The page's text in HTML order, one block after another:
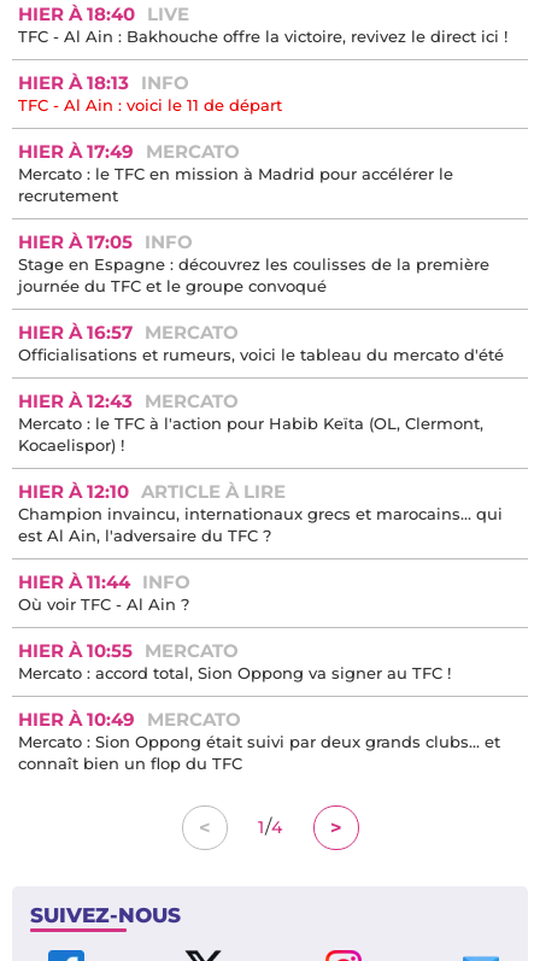
HIER À 18:40 LIVE
TFC - Al Ain : Bakhouche offre la victoire, revivez le direct ici !
HIER À 18:13 INFO
TFC - Al Ain : voici le 11 de départ
HIER À 17:49 MERCATO
Mercato : le TFC en mission à Madrid pour accélérer le
recrutement
HIER À 17:05 INFO
Stage en Espagne : découvrez les coulisses de la première
journée du TFC et le groupe convoqué
HIER À 16:57 MERCATO
Officialisations et rumeurs, voici le tableau du mercato d'été
HIER À 12:43 MERCATO
Mercato : le TFC à l'action pour Habib Keïta (OL, Clermont,
Kocaelispor) !
HIER À 12:10 ARTICLE À LIRE
Champion invaincu, internationaux grecs et marocains… qui
est Al Ain, l'adversaire du TFC ?
HIER À 11:44 INFO
Où voir TFC - Al Ain ?
HIER À 10:55 MERCATO
Mercato : accord total, Sion Oppong va signer au TFC !
HIER À 10:49 MERCATO
Mercato : Sion Oppong était suivi par deux grands clubs... et
connaît bien un flop du TFC
< 1/4 >
SUIVEZ-NOUS